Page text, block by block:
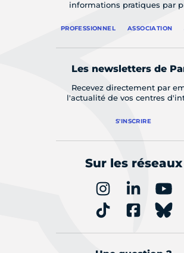
informations pratiques par
PROFESSIONNEL ASSOCIATION
Les newsletters de
Recevez directement par
l'actualité de vos centres
S'INSCRIRE
Sur les réseaux